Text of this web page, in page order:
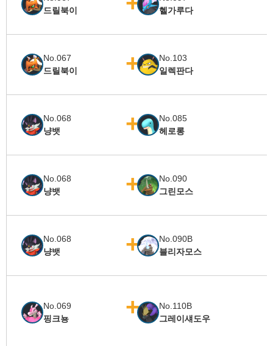
드릴북이
헬가루다
No.067
드릴북이
No.103
일렉판다
No.068
냥뱃
No.085
헤로롱
No.068
냥뱃
No.090
그린모스
No.068
냥뱃
No.090B
블리자모스
No.069
핑크뇽
No.110B
그레이섀도우